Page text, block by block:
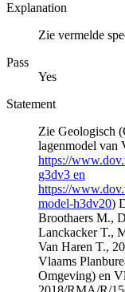
Explanation
Zie vermelde
Pass
Yes
Statement
Zie Geologisch
lagenmodel van
https://
g3dv3 en
https://
model-h3dv20)
Broothaers M.,
Lanckacker T.,
Van Haren T.,
Vlaams
Omgeving) en